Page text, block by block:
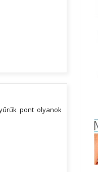
pont olyanok